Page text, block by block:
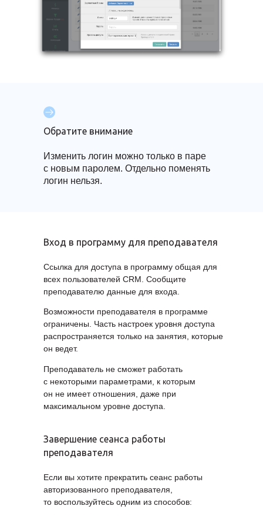
Обратите внимание
Изменить логин можно только в паре
с новым паролем. Отдельно поменять
логин нельзя.
Вход в программу для преподавателя
Ссылка для доступа в программу общая для
всех пользователей CRM. Сообщите
преподавателю данные для входа.
Возможности преподавателя в программе
ограничены. Часть настроек уровня доступа
распространяется только на занятия, которые
он ведет.
Преподаватель не сможет работать
с некоторыми параметрами, к которым
он не имеет отношения, даже при
максимальном уровне доступа.
Завершение сеанса работы
преподавателя
Если вы хотите прекратить сеанс работы
авторизованного преподавателя,
то воспользуйтесь одним из способов: